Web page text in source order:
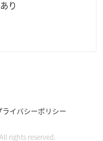
り
ライバシーポリシー
rights reserved.